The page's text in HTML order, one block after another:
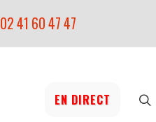
02 41 60 47 47
EN DIRECT